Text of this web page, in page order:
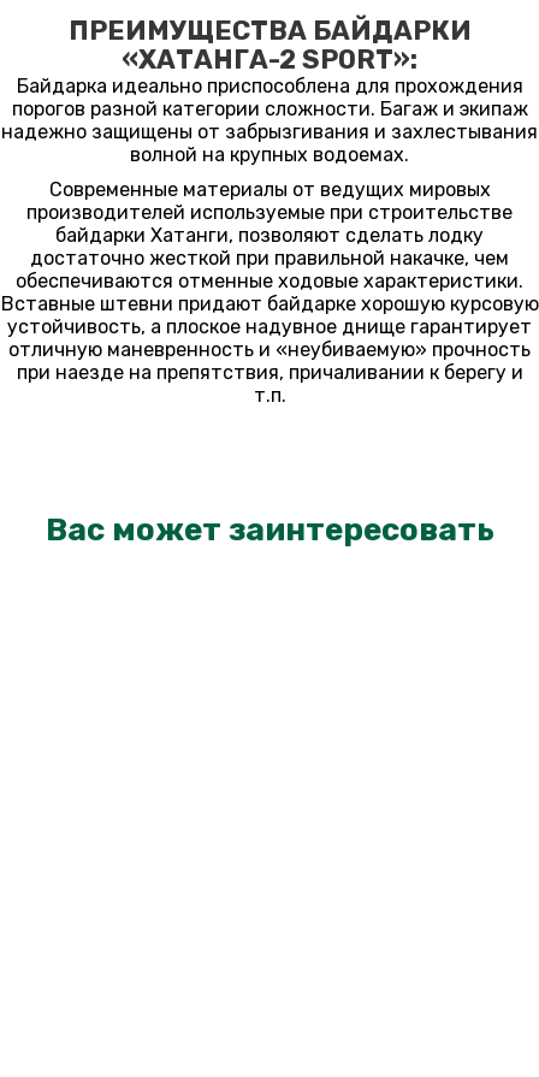
ПРЕИМУЩЕСТВА БАЙДАРКИ
«ХАТАНГА-2 SPORT»:
Байдарка идеально приспособлена для прохождения
порогов разной категории сложности. Багаж и экипаж
надежно защищены от забрызгивания и захлестывания
волной на крупных водоемах.
Современные материалы от ведущих мировых
производителей используемые при строительстве
байдарки Хатанги, позволяют сделать лодку
достаточно жесткой при правильной накачке, чем
обеспечиваются отменные ходовые характеристики.
Вставные штевни придают байдарке хорошую курсовую
устойчивость, а плоское надувное днище гарантирует
отличную маневренность и «неубиваемую» прочность
при наезде на препятствия, причаливании к берегу и
т.п.
Вас может заинтересовать